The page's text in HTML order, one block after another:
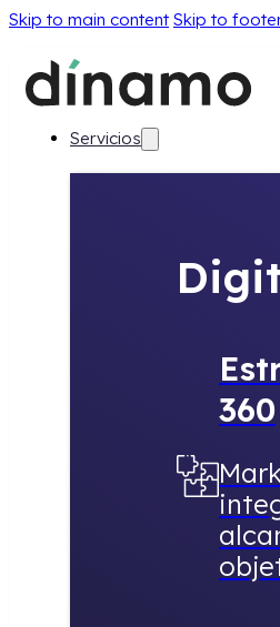
Skip to main content Skip to
Servicios
360